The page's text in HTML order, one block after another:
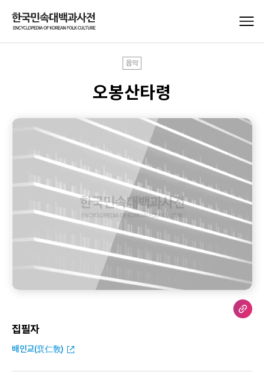
음악
오봉산타령
집필자
배인교(裵仁敎)